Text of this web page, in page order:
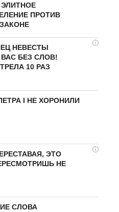
ПРОТИВ
i
НЕВЕСТЫ
БЕЗ СЛОВ!
10 РАЗ
I НЕ ХОРОНИЛИ
i
ЭТО
НЕ
СЛОВА